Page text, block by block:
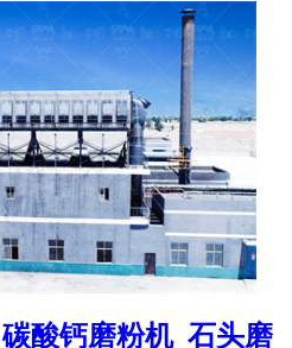
酸钙磨粉机_石头磨